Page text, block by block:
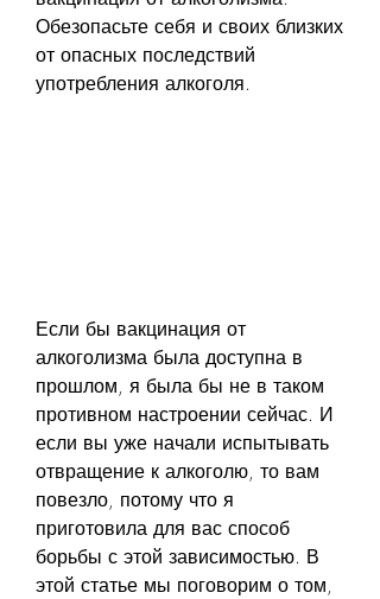
Обезопасьте себя и своих близких
от опасных последствий
употребления алкоголя.
Если бы вакцинация от
алкоголизма была доступна в
прошлом, я была бы не в таком
противном настроении сейчас. И
если вы уже начали испытывать
отвращение к алкоголю, то вам
повезло, потому что я
приготовила для вас способ
борьбы с этой зависимостью. В
этой статье мы поговорим о том,